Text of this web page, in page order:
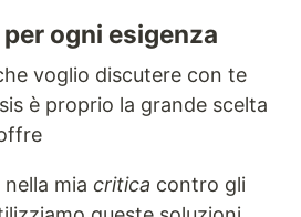
ogni esigenza
voglio discutere con te
è proprio la grande scelta
mia critica contro gli